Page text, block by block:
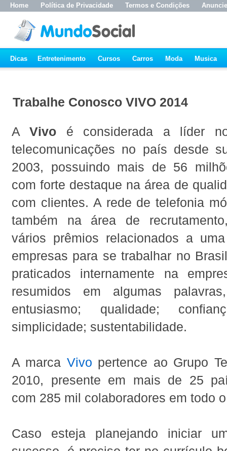
Home Política de Privacidade Termos e Condições Anuncie
Dicas Entretenimento Cursos Carros Moda Musica
Trabalhe Conosco VIVO 2014
AVivo é considerada a líder
telecomunicações no país desde
2003, possuindo mais de 56
com forte destaque na área de
com clientes. A rede de telefonia
também na área de
vários prêmios relacionados a
empresas para se trabalhar no
praticados internamente na
resumidos em algumas
entusiasmo; qualidade;
simplicidade; sustentabilidade.
A marca Vivo pertence ao Grupo
2010, presente em mais de 25
com 285 mil colaboradores em todo
Caso esteja planejando iniciar